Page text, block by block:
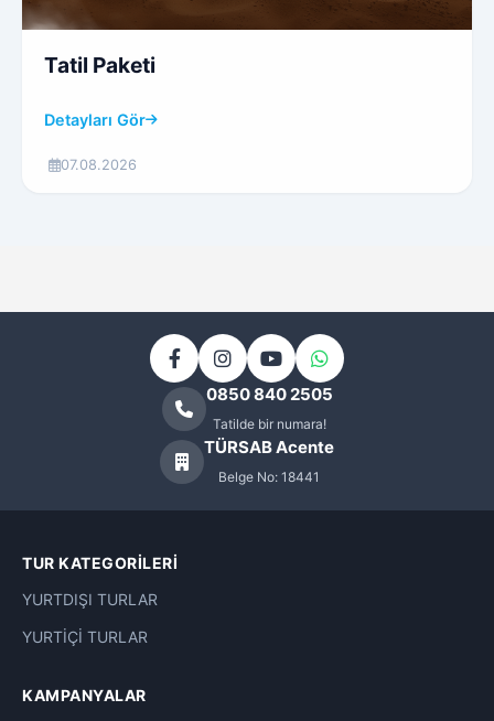
Tatil Paketi
Detayları Gör
07.08.2026
0850 840 2505
Tatilde bir numara!
TÜRSAB Acente
Belge No: 18441
TUR KATEGORILERI
YURTDIŞI TURLAR
YURTİÇİ TURLAR
KAMPANYALAR